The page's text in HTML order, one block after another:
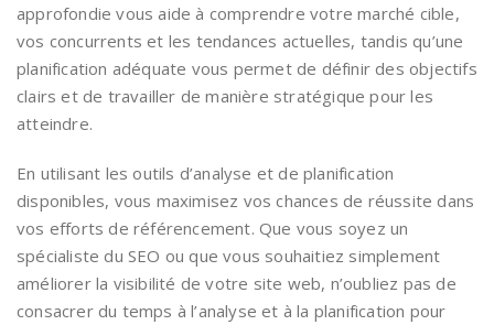
approfondie vous aide à comprendre votre marché cible,
vos concurrents et les tendances actuelles, tandis qu’une
planification adéquate vous permet de définir des objectifs
clairs et de travailler de manière stratégique pour les
atteindre.
En utilisant les outils d’analyse et de planification
disponibles, vous maximisez vos chances de réussite dans
vos efforts de référencement. Que vous soyez un
spécialiste du SEO ou que vous souhaitiez simplement
améliorer la visibilité de votre site web, n’oubliez pas de
consacrer du temps à l’analyse et à la planification pour